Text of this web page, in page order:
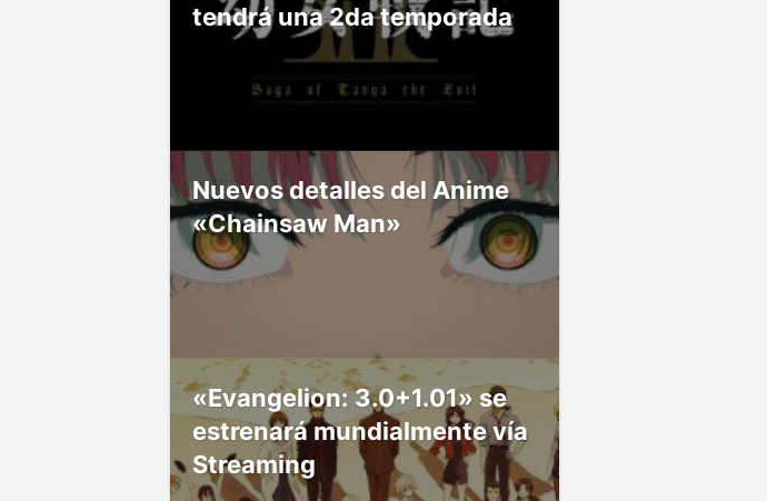
tendrá una 2da temporada
Nuevos detalles del Anime
«Chainsaw Man»
«Evangelion: 3.0+1.01» se
estrenará mundialmente vía
Streaming